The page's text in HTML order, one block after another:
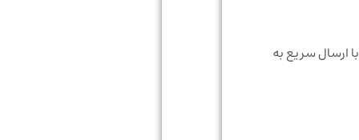
ارسال سریع به